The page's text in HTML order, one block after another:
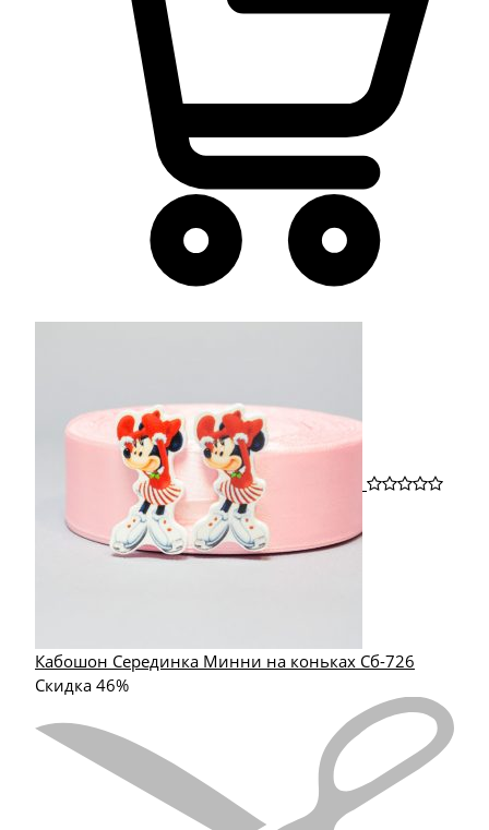
Кабошон Серединка Минни на коньках Сб-726
Скидка 46%